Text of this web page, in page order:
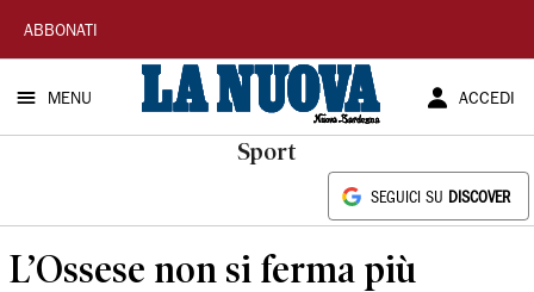
La
Nuova
Sardegna
ABBONATI
MENU ACCEDI
Sport
SEGUICI SU DISCOVER
L’Ossese non si ferma più